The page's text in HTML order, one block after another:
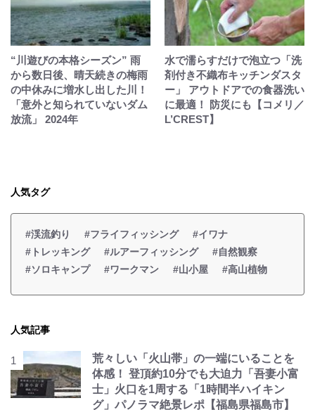
“川遊びの本格シーズン” 雨
から数日後、晴天続きの梅雨
の中休みに増水し出した川！
「意外と知られていないダム
放流」 2024年
水で濡らすだけで泡立つ「洗
剤付き不織布キッチンダスタ
ー」 アウトドアでの食器洗い
に最適！ 防災にも【コメリ／
L’CREST】
人気タグ
#渓流釣り #フライフィッシング
#イワナ
#トレッキング
#ルアーフィッシング
#自然観察
#ソロキャンプ
#ワークマン #山小屋 #高山植物
人気記事
荒々しい「火山帯」の一端にいることを
体感！ 登頂約10分でも大迫力「吾妻小富
士」火口を1周する「1時間半ハイキン
グ」パノラマ絶景レポ【福島県福島市】